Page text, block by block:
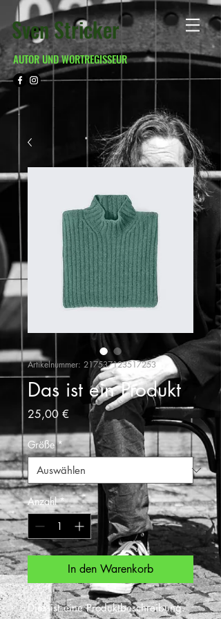
Sven Stricker
AUTOR UND WORTREGISSEUR
Artikelnummer: 217537123517253
Das ist ein Produkt
25,00 € Preis
Größe *
Anzahl *
In den Warenkorb
Dies ist eine Produktbeschreibung.